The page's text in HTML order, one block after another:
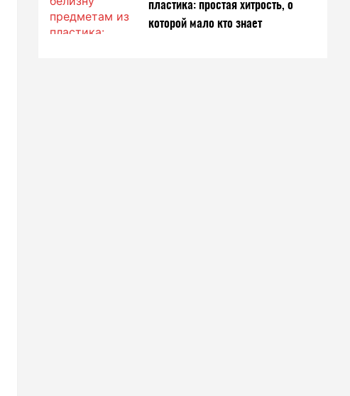
пластика: простая хитрость, о
которой мало кто знает